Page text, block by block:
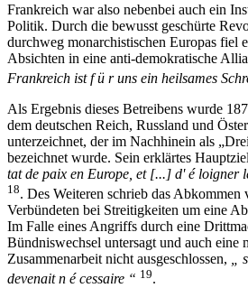
Frankreich war also nebenbei auch ein
Politik. Durch die bewusst geschürte
durchweg monarchistischen Europas fiel
Absichten in eine anti-demokratische
Frankreich ist f ü r uns ein heilsames
Als Ergebnis dieses Betreibens wurde
dem deutschen Reich, Russland und
unterzeichnet, der im Nachhinein als
bezeichnet wurde. Sein erklärtes
tat de paix en Europe, et [...] d' é loigner
18. Des Weiteren schrieb das Abkommen
Verbündeten bei Streitigkeiten um eine
Im Falle eines Angriffs durch eine
Bündniswechsel untersagt und auch eine
Zusammenarbeit nicht ausgeschlossen,
devenait n é cessaire “ 19.